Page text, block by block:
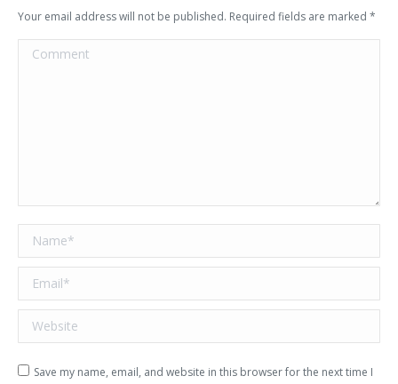
Your email address will not be published. Required fields are marked *
Comment
Name *
Email *
Website
Save my name, email, and website in this browser for the next time I